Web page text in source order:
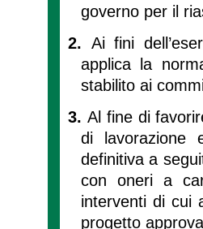
governo per il
2. Ai fini
applica la
stabilito ai
3. Al fine di
di lavorazione
definitiva a
con oneri a
interventi di cui
progetto